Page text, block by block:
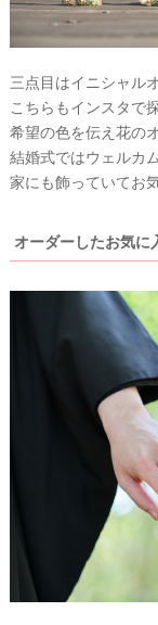
三点目はイニシャル
こちらもインスタで探
希望の色を伝え花の
結婚式ではウェルカ
家にも飾っていてお
オーダーしたお気